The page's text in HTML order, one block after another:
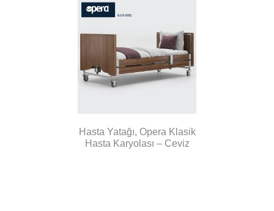
Hasta Yatağı, Opera Klasik
Hasta Karyolası – Ceviz